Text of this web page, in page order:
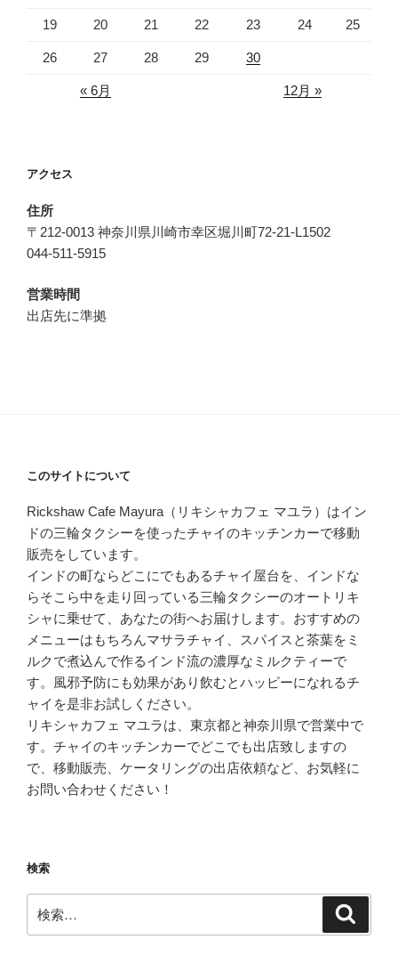
19 20 21 22 23 24 25
26 27 28 29 30
« 6月 12月 »
アクセス
住所
〒212-0013 神奈川県川崎市幸区堀川町72-21-L1502
044-511-5915
営業時間
出店先に準拠
このサイトについて
Rickshaw Cafe Mayura（リキシャカフェ マユラ）はイン
ドの三輪タクシーを使ったチャイのキッチンカーで移動
販売をしています。
インドの町ならどこにでもあるチャイ屋台を、インドな
らそこら中を走り回っている三輪タクシーのオートリキ
シャに乗せて、あなたの街へお届けします。おすすめの
メニューはもちろんマサラチャイ、スパイスと茶葉をミ
ルクで煮込んで作るインド流の濃厚なミルクティーで
す。風邪予防にも効果があり飲むとハッピーになれるチ
ャイを是非お試しください。
リキシャカフェ マユラは、東京都と神奈川県で営業中で
す。チャイのキッチンカーでどこでも出店致しますの
で、移動販売、ケータリングの出店依頼など、お気軽に
お問い合わせください！
検索
索: